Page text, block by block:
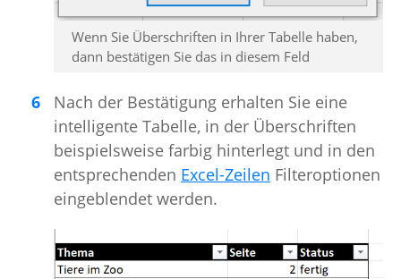
Wenn Sie Überschriften in Ihrer Tabelle haben,
dann bestätigen Sie das in diesem Feld
Nach der Bestätigung erhalten Sie eine
intelligente Tabelle, in der Überschriften
beispielsweise farbig hinterlegt und in den
entsprechenden Excel-Zeilen Filteroptionen
eingeblendet werden.